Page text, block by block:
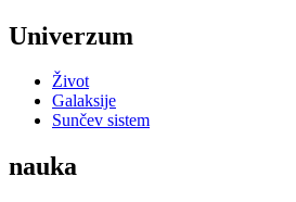
Univerzum
Život
Galaksije
Sunčev sistem
nauka